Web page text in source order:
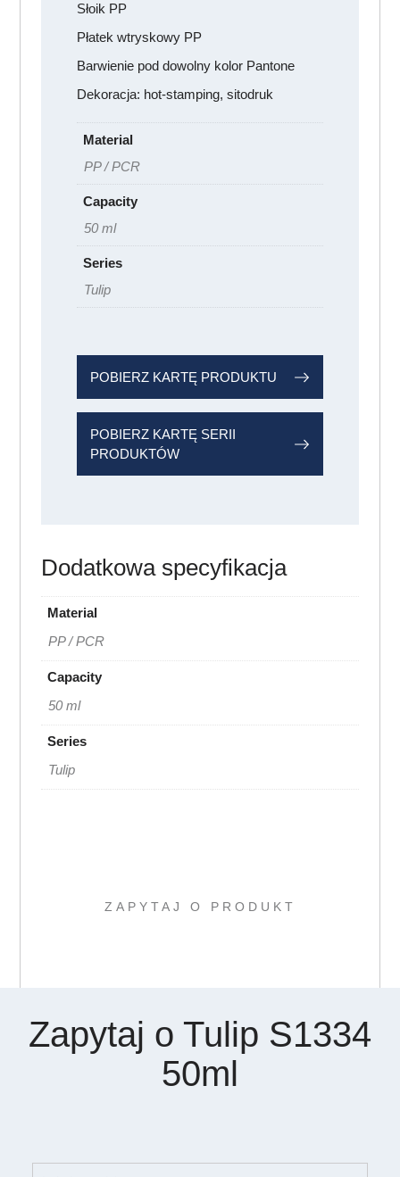
Słoik PP
Płatek wtryskowy PP
Barwienie pod dowolny kolor Pantone
Dekoracja: hot-stamping, sitodruk
Material
PP / PCR
Capacity
50 ml
Series
Tulip
POBIERZ KARTĘ PRODUKTU
POBIERZ KARTĘ SERII
PRODUKTÓW
Dodatkowa specyfikacja
Material
PP / PCR
Capacity
50 ml
Series
Tulip
ZAPYTAJ O PRODUKT
Zapytaj o Tulip S1334
50ml